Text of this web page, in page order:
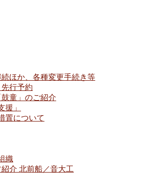
続ほか、各種変更手続き等
行予約
童」のご紹介
援」
置について
織
介 北前船／音大工